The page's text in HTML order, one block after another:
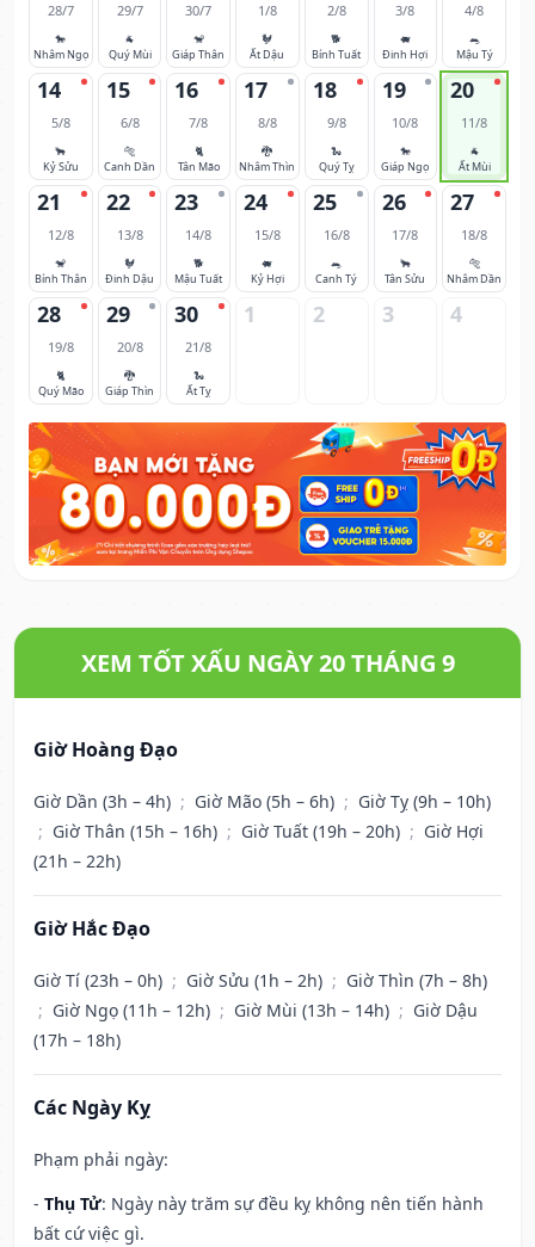
28/7
🐎
Nhâm Ngọ
29/7
🐐
Quý Mùi
30/7
🐒
Giáp Thân
1/8
🐓
Ất Dậu
2/8
🐕
Bính Tuất
3/8
🐖
Đinh Hợi
4/8
🐀
Mậu Tý
14
5/8
🐂
Kỷ Sửu
15
6/8
🐅
Canh Dần
16
7/8
🐈
Tân Mão
17
8/8
🐉
Nhâm Thìn
18
9/8
🐍
Quý Tỵ
19
10/8
🐎
Giáp Ngọ
20
11/8
🐐
Ất Mùi
21
12/8
🐒
Bính Thân
22
13/8
🐓
Đinh Dậu
23
14/8
🐕
Mậu Tuất
24
15/8
🐖
Kỷ Hợi
25
16/8
🐀
Canh Tý
26
17/8
🐂
Tân Sửu
27
18/8
🐅
Nhâm Dần
28
19/8
🐈
Quý Mão
29
20/8
🐉
Giáp Thìn
30
21/8
🐍
Ất Tỵ
1 2 3 4
XEM TỐT XẤU NGÀY 20 THÁNG 9
Giờ Hoàng Đạo
Giờ Dần (3h – 4h) ; Giờ Mão (5h – 6h) ; Giờ Tỵ (9h – 10h)
; Giờ Thân (15h – 16h) ; Giờ Tuất (19h – 20h) ; Giờ Hợi
(21h – 22h)
Giờ Hắc Đạo
Giờ Tí (23h – 0h) ; Giờ Sửu (1h – 2h) ; Giờ Thìn (7h – 8h)
; Giờ Ngọ (11h – 12h) ; Giờ Mùi (13h – 14h) ; Giờ Dậu
(17h – 18h)
Các Ngày Kỵ
Phạm phải ngày:
- Thụ Tử: Ngày này trăm sự đều kỵ không nên tiến hành
bất cứ việc gì.